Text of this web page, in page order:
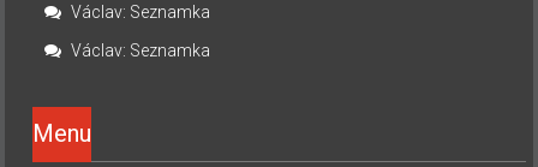
Václav: Seznamka
Václav: Seznamka
Menu